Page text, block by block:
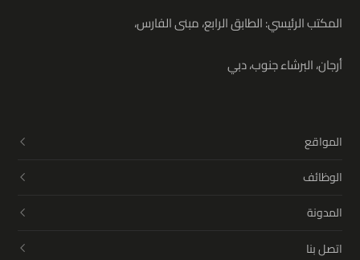
المكتب الرئيسي: الطابق الرابع، مبنى الفارس،
أرجان، البرشاء جنوب، دبي
المواقع
الوظائف
المدونة
اتصل بنا